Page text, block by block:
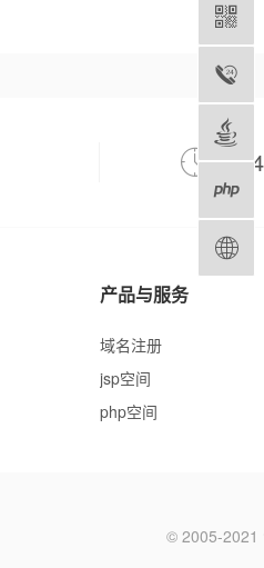
产品与服务
域名注册
jsp空间
php空间
© 2005-2021